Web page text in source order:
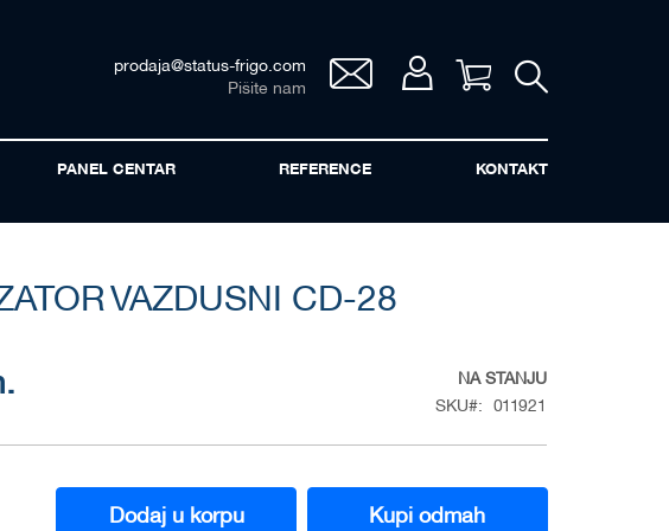
Vaša korpa
prodaja@status-frigo.com
Pišite nam
PANEL CENTAR REFERENCE KONTAKT
VAZDUSNI CD-28
NA STANJU
SKU
011921
Dodaj u korpu Kupi odmah